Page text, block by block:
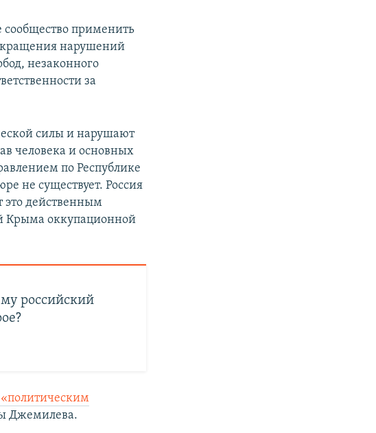
применить
нарушений
незаконного
за
силы и нарушают
человека и основных
по Республике
не существует. Россия
это действенным
Крыма оккупационной
российский
Джемилева.